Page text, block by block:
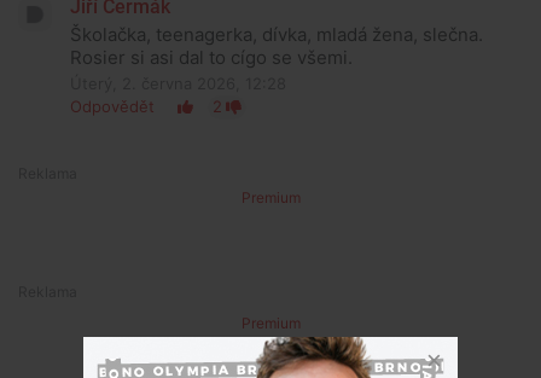
Jiří Čermák
Školačka, teenagerka, dívka, mladá žena, slečna.
Rosier si asi dal to cígo se všemi.
Odpovědět
2
Premium
Premium